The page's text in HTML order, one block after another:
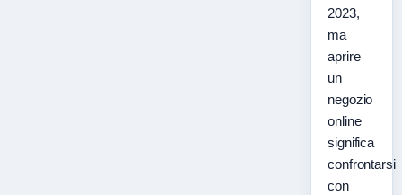
2023,
ma
aprire
un
negozio
online
significa
confrontarsi
con